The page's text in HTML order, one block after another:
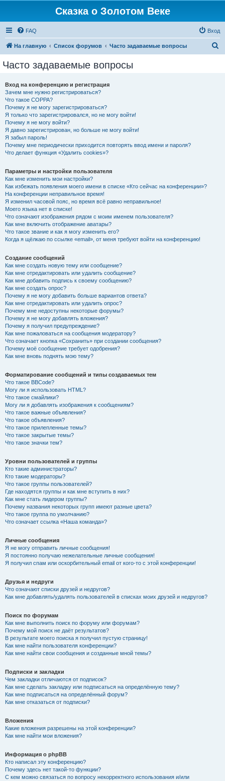
Сказка о Золотом Веке
FAQ Вход
На главную Список форумов Часто задаваемые вопросы
Часто задаваемые вопросы
Вход на конференцию и регистрация
Зачем мне нужно регистрироваться?
Что такое COPPA?
Почему я не могу зарегистрироваться?
Я только что зарегистрировался, но не могу войти!
Почему я не могу войти?
Я давно зарегистрирован, но больше не могу войти!
Я забыл пароль!
Почему мне периодически приходится повторять ввод имени и пароля?
Что делает функция «Удалить cookies»?
Параметры и настройки пользователя
Как мне изменить мои настройки?
Как избежать появления моего имени в списке «Кто сейчас на конференции»?
На конференции неправильное время!
Я изменил часовой пояс, но время всё равно неправильное!
Моего языка нет в списке!
Что означают изображения рядом с моим именем пользователя?
Как мне включить отображение аватары?
Что такое звание и как я могу изменить его?
Когда я щёлкаю по ссылке «email», от меня требуют войти на конференцию!
Создание сообщений
Как мне создать новую тему или сообщение?
Как мне отредактировать или удалить сообщение?
Как мне добавить подпись к своему сообщению?
Как мне создать опрос?
Почему я не могу добавить больше вариантов ответа?
Как мне отредактировать или удалить опрос?
Почему мне недоступны некоторые форумы?
Почему я не могу добавлять вложения?
Почему я получил предупреждение?
Как мне пожаловаться на сообщения модератору?
Что означает кнопка «Сохранить» при создании сообщения?
Почему моё сообщение требует одобрения?
Как мне вновь поднять мою тему?
Форматирование сообщений и типы создаваемых тем
Что такое BBCode?
Могу ли я использовать HTML?
Что такое смайлики?
Могу ли я добавлять изображения к сообщениям?
Что такое важные объявления?
Что такое объявления?
Что такое прилепленные темы?
Что такое закрытые темы?
Что такое значки тем?
Уровни пользователей и группы
Кто такие администраторы?
Кто такие модераторы?
Что такое группы пользователей?
Где находятся группы и как мне вступить в них?
Как мне стать лидером группы?
Почему названия некоторых групп имеют разные цвета?
Что такое группа по умолчанию?
Что означает ссылка «Наша команда»?
Личные сообщения
Я не могу отправить личные сообщения!
Я постоянно получаю нежелательные личные сообщения!
Я получил спам или оскорбительный email от кого-то с этой конференции!
Друзья и недруги
Что означают списки друзей и недругов?
Как мне добавлять/удалять пользователей в списках моих друзей и недругов?
Поиск по форумам
Как мне выполнить поиск по форуму или форумам?
Почему мой поиск не даёт результатов?
В результате моего поиска я получил пустую страницу!
Как мне найти пользователя конференции?
Как мне найти свои сообщения и созданные мной темы?
Подписки и закладки
Чем закладки отличаются от подписок?
Как мне сделать закладку или подписаться на определённую тему?
Как мне подписаться на определённый форум?
Как мне отказаться от подписки?
Вложения
Какие вложения разрешены на этой конференции?
Как мне найти мои вложения?
Информация о phpBB
Кто написал эту конференцию?
Почему здесь нет такой-то функции?
С кем можно связаться по вопросу некорректного использования и/или